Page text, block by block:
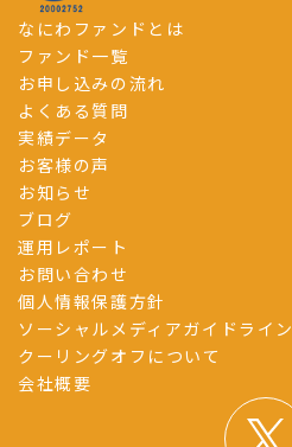
なにわファンドとは
ファンド一覧
お申し込みの流れ
よくある質問
実績データ
お客様の声
お知らせ
ブログ
運用レポート
お問い合わせ
個人情報保護方針
ソーシャルメディアガイドライン
クーリングオフについて
会社概要